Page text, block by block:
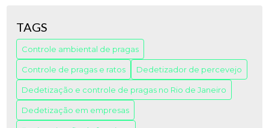
EMPRESA DE CONTROLE DE PRAGAS: O GUIA
COMPLETO PARA ESCOLHER A MELHOR
EMPRESA DE DEDETIZAÇÃO DE BARATAS: GUIA
COMPLETO PARA ESCOLHER
EMPRESA DE DEDETIZAÇÃO DE CUPIM: GUIA
COMPLETO PARA PROTEÇÃO
TAGS
Controle ambiental de pragas
Controle de pragas e ratos Dedetizador de percevejo
Dedetização e controle de pragas no Rio de Janeiro
Dedetização em empresas